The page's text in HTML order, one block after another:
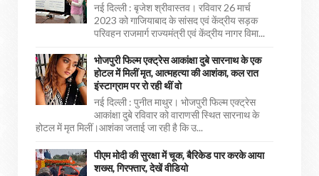
नई दिल्ली : बृजेश श्रीवास्तव। रविवार 26 मार्च
2023 को गाजियाबाद के सांसद एवं केंद्रीय सड़क
परिवहन राजमार्ग राज्यमंत्री एवं केंद्रीय नागर विमा...
भोजपुरी फिल्म एक्ट्रेस आकांक्षा दुबे सारनाथ के एक
होटल में मिलीं मृत, आत्महत्या की आशंका, कल रात
इंस्टाग्राम पर रो रही थीं वो
नई दिल्ली : पुनीत माथुर। भोजपुरी फिल्म एक्ट्रेस
आकांक्षा दुबे रविवार को वाराणसी स्थित सारनाथ के
होटल में मृत मिलीं।आशंका जताई जा रही है कि उ...
पीएम मोदी की सुरक्षा में चूक, बैरिकेड पार करके आया
शख्स, गिरफ्तार, देखें वीडियो